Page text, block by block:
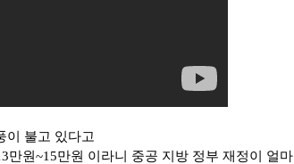
이 불고 있다고
만원~15만원 이라니 중공 지방 정부 재정이 얼마